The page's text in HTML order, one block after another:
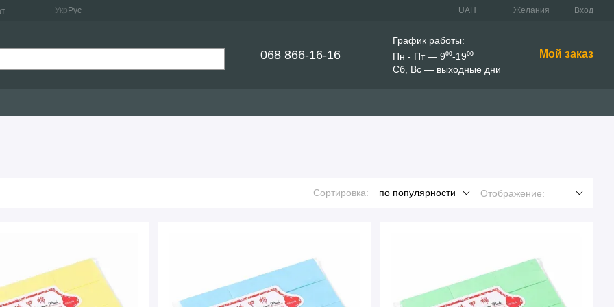
Укр Рус UAH Желания Вход
068 866-16-16
График работы:
Пн - Пт — 9⁰⁰-19⁰⁰
Сб, Вс — выходные дни
Мой заказ
Сортировка: по популярности Отображение: